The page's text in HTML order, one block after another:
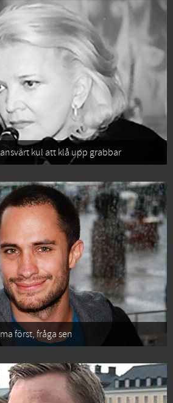
kul att klå upp grabbar
först, fråga sen